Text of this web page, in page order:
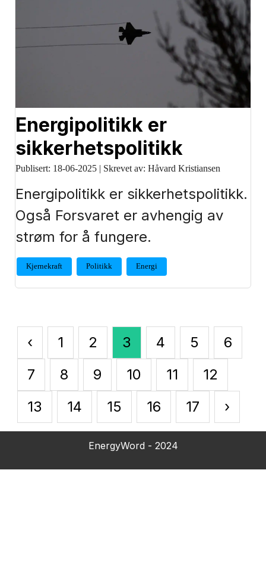
Energipolitikk er
sikkerhetspolitikk
Publisert: 18-06-2025 | Skrevet av: Håvard Kristiansen
Energipolitikk er sikkerhetspolitikk.
Også Forsvaret er avhengig av
strøm for å fungere.
Kjernekraft Politikk Energi
‹ 1 2 3 4 5
6
7
8 9 10 11
12
13
14 15 16 17 ›
EnergyWord - 2024